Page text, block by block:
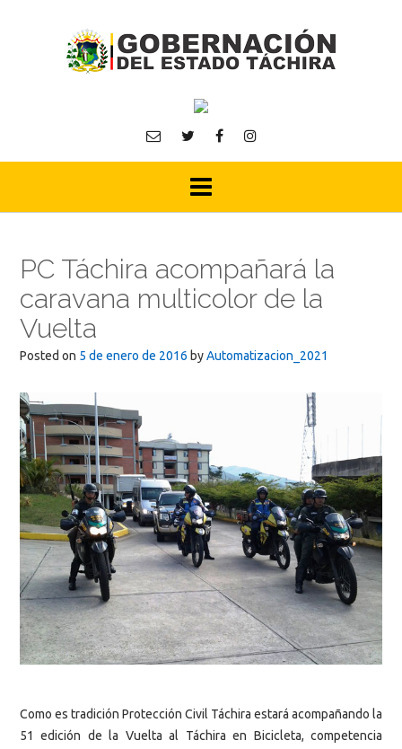
PC Táchira acompañará la
caravana multicolor de la
Vuelta
Posted on 5 de enero de 2016 byAutomatizacion_2021
Como es tradición Protección Civil Táchira estará acompañando la
51 edición de la Vuelta al Táchira en Bicicleta, competencia